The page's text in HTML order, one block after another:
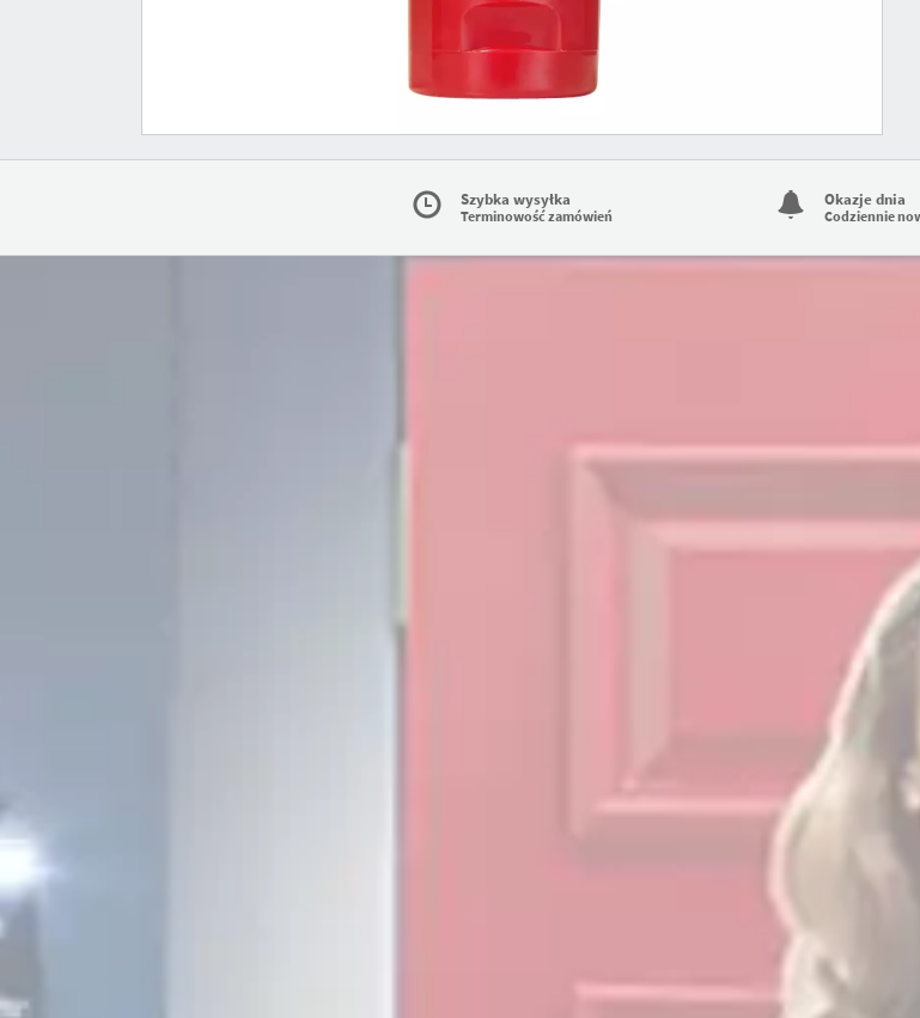
Szybka wysyłka
Terminowość zamówień
Okazje dnia
Codziennie